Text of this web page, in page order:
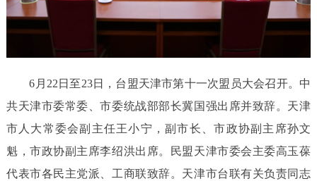
6月22日至23日，台盟天津市第十一次盟员大会召开。中
共天津市委常委、市委统战部部长冀国强出席并致辞。天津
市人大常委会副主任王小宁，副市长、市政协副主席孙文
魁，市政协副主席李绍洪出席。民盟天津市委会主委高玉葆
代表市各民主党派、工商联致辞。天津市台联有关负责同志